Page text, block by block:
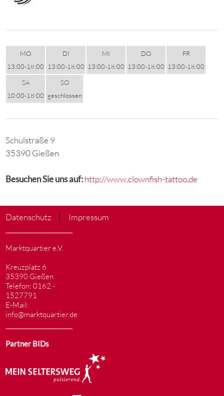
MO
13:00-18:00
DI
13:00-18:00
MI
13:00-18:00
DO
13:00-18:00
FR
13:00-18:00
SA
10:00-18:00
SO
geschlossen
Schulstraße 9
35390 Gießen
Besuchen Sie uns auf:http://www.clownfish-tattoo.de
Datenschutz Impressum
Marktquartier e.V.
Kreuzplatz 6
35390 Gießen
Telefon: 0162 -
1527791
E-Mail:
info@marktquartier.de
Partner BIDs